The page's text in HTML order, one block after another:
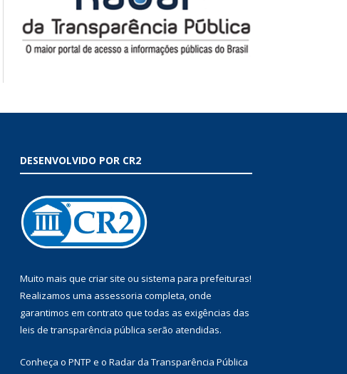
DESENVOLVIDO POR CR2
Muito mais que criar site ou sistema para prefeituras!
Realizamos uma assessoria completa, onde
garantimos em contrato que todas as exigências das
leis de transparência pública serão atendidas.
Conheça o PNTP e o Radar da Transparência Pública